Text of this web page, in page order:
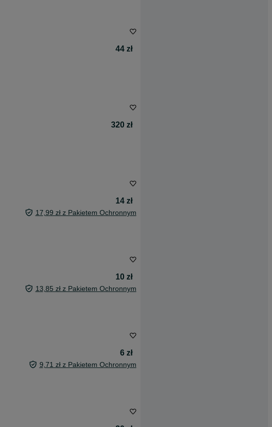
44 zł
320 zł
14 zł
17,99 zł z Pakietem Ochronnym
10 zł
13,85 zł z Pakietem Ochronnym
6 zł
9,71 zł z Pakietem Ochronnym